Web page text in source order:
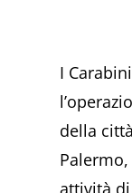
I
della
attività